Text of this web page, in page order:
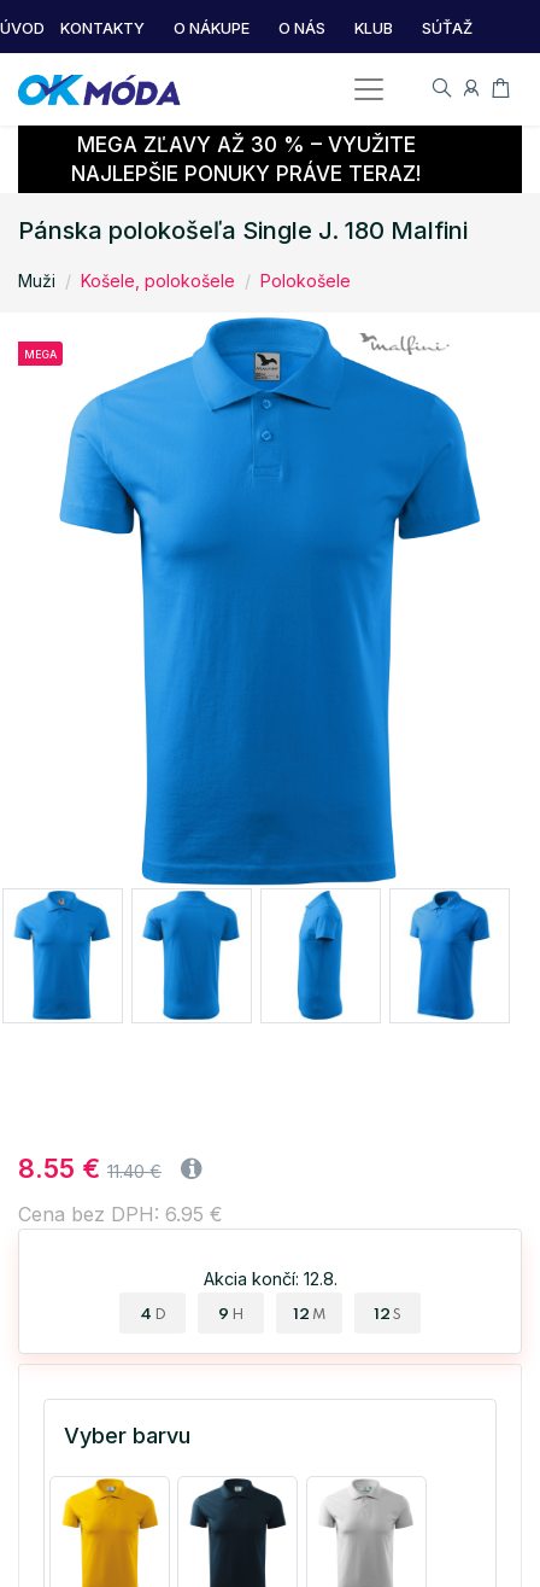
ÚVOD KONTAKTY O NÁKUPE O NÁS KLUB SÚŤAŽ
MEGA ZĽAVY AŽ 30 % – VYUŽITE
NAJLEPŠIE PONUKY PRÁVE TERAZ!
Pánska polokošeľa Single J. 180 Malfini
Muži Košele, polokošele Polokošele
MEGA
8.55 € 11.40 €
Cena bez DPH: 6.95 €
Akcia končí: 12.8.
4 D 9 H 12 M 12 S
Vyber barvu